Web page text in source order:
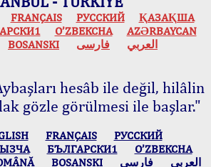
FRANÇAIS РУССКИЙ
ҚАЗАҚША
O’ZBEKCHA
AZӘRBAYCAN
BOSANSKI العربي فارسی
hesâb ile değil, hilâlin
gözle görülmesi ile başlar."
FRANÇAIS
РУССКИЙ
БЪЛГАРСКИ1
O’ZBEKCHA
BOSANSKI العربي فارسی